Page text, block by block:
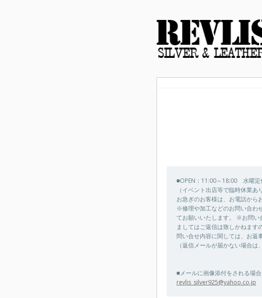
■OPEN：11:00～18:00 水曜定
（イベント出店等で臨時休業あ
お急ぎのお客様は、お電話から
※修理や加工などのお問い合わ
てお願いいたします。 ※お問い
ましてはご返信は致しかねます
問い合せ内容に関しては、お返
（返信メールが届かない場合
■メールに画像添付をされる場
revlis_silver925@yahoo.co.jp